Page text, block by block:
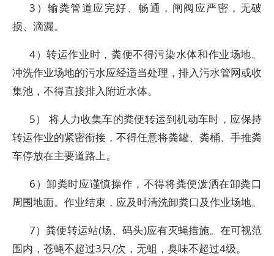
3）输粪管道应完好、畅通，闸阀应严密，无破
损、滴漏。
4）转运作业时，粪便不得污染水体和作业场地。
冲洗作业场地的污水应经适当处理，排入污水管网或收
集池，不得直接排入附近水体。
5） 将人力收集车的粪便转运到机动车时，应保持
转运作业的紧密衔接，不得任意将粪罐、粪桶、手推粪
车停放在主要道路上。
6）卸粪时应谨慎操作，不得将粪便泼洒在卸粪口
周围地面。作业结束，应及时清洗卸粪口及作业场地。
7）粪便转运站(场、码头)应有灭蝇措施。在可视范
围内，苍蝇不超过3只/次，无蛆，臭味不超过4级。